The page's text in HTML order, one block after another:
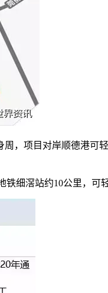
，项目对岸顺德港可
细滘站约10公里，可